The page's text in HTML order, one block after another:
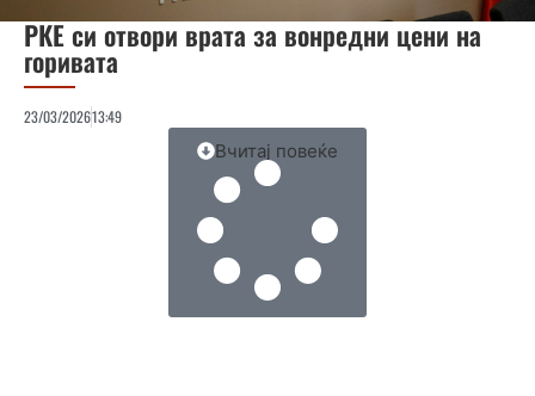
РКЕ си отвори врата за вонредни цени на
горивата
23/03/202613:49
Вчитај повеќе